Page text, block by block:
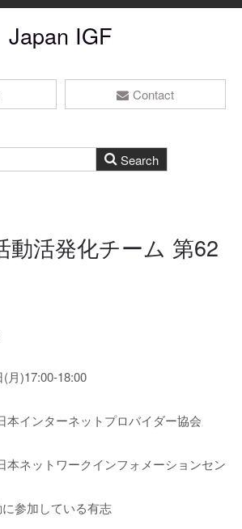
Japan IGF
Contact
動活発化チーム 第62
月)17:00-18:00
本インターネットプロバイダー協会
本ネットワークインフォメーションセン
参加している有志